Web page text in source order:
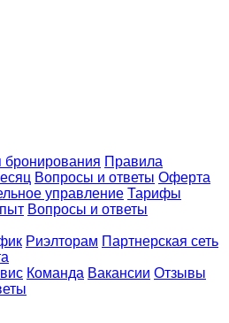
бронирования Правила
Вопросы и ответы Оферта
управление Тарифы
Вопросы и ответы
Риэлторам Партнерская сеть
Команда Вакансии Отзывы